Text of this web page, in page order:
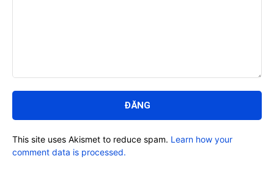
luận:
This site uses Akismet to reduce spam. Learn how your
comment data is processed.